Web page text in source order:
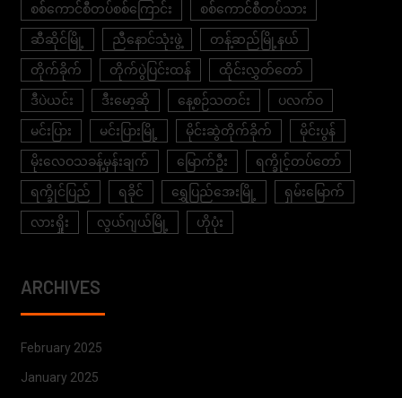
စစ်ကောင်စီတပ်စစ်ကြောင်း စစ်ကောင်စီတပ်သား
ဆီဆိုင်မြို့ ညီနောင်သုံးဖွဲ့ တန့်ဆည်မြို့နယ်
တိုက်ခိုက် တိုက်ပွဲပြင်းထန် ထိုင်းလွှတ်တော်
ဒီပဲယင်း ဒီးမော့ဆို နေ့စဉ်သတင်း ပလက်ဝ
မင်းပြား မင်းပြားမြို့ မိုင်းဆွဲတိုက်ခိုက် မိုင်းပွန်
မိုးလေဝသခန့်မှန်းချက် မြောက်ဦး ရက္ခိုင့်တပ်တော်
ရက္ခိုင်ပြည် ရခိုင် ရွှေပြည်အေးမြို့ ရှမ်းမြောက်
လားရှိုး လွယ်ဂျယ်မြို့ ဟိုပုံး
ARCHIVES
February 2025
January 2025